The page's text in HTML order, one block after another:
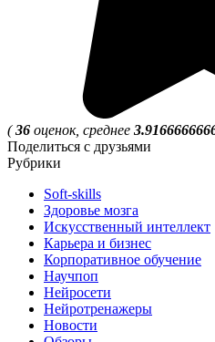
(36 оценок, среднее
Поделиться с друзьями
Рубрики
Soft-skills
Здоровье мозга
Искусственный интеллект
Карьера и бизнес
Корпоративное обучение
Научпоп
Нейросети
Нейротренажеры
Новости